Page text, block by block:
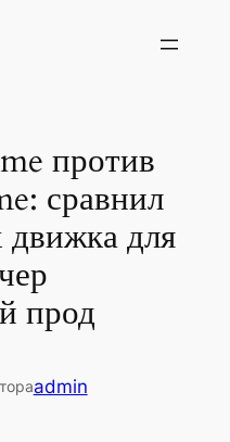
против
сравнил
движка для
прод
admin